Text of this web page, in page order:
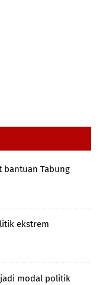
bantuan Tabung
ekstrem
modal politik